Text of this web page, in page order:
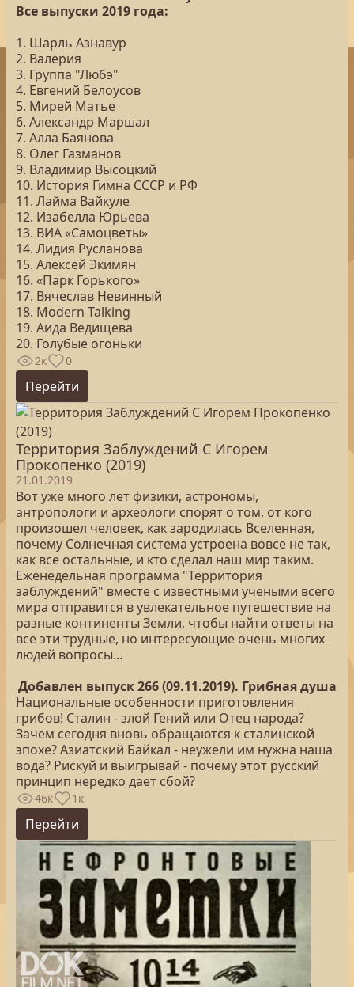
Все выпуски 2019 года:
1. Шарль Азнавур
2. Валерия
3. Группа "Любэ"
4. Евгений Белоусов
5. Мирей Матье
6. Александр Маршал
7. Алла Баянова
8. Олег Газманов
9. Владимир Высоцкий
10. История Гимна СССР и РФ
11. Лайма Вайкуле
12. Изабелла Юрьева
13. ВИА «Самоцветы»
14. Лидия Русланова
15. Алексей Экимян
16. «Парк Горького»
17. Вячеслав Невинный
18. Modern Talking
19. Аида Ведищева
20. Голубые огоньки
2к 0
Перейти
Территория Заблуждений С Игорем
Прокопенко (2019)
21.01.2019
Вот уже много лет физики, астрономы,
антропологи и археологи спорят о том, от кого
произошел человек, как зародилась Вселенная,
почему Солнечная система устроена вовсе не так,
как все остальные, и кто сделал наш мир таким.
Еженедельная программа "Территория
заблуждений" вместе с известными учеными всего
мира отправится в увлекательное путешествие на
разные континенты Земли, чтобы найти ответы на
все эти трудные, но интересующие очень многих
людей вопросы...
Добавлен выпуск 266 (09.11.2019). Грибная душа
Национальные особенности приготовления
грибов! Сталин - злой Гений или Отец народа?
Зачем сегодня вновь обращаются к сталинской
эпохе? Азиатский Байкал - неужели им нужна наша
вода? Рискуй и выигрывай - почему этот русский
принцип нередко дает сбой?
46к 1к
Перейти